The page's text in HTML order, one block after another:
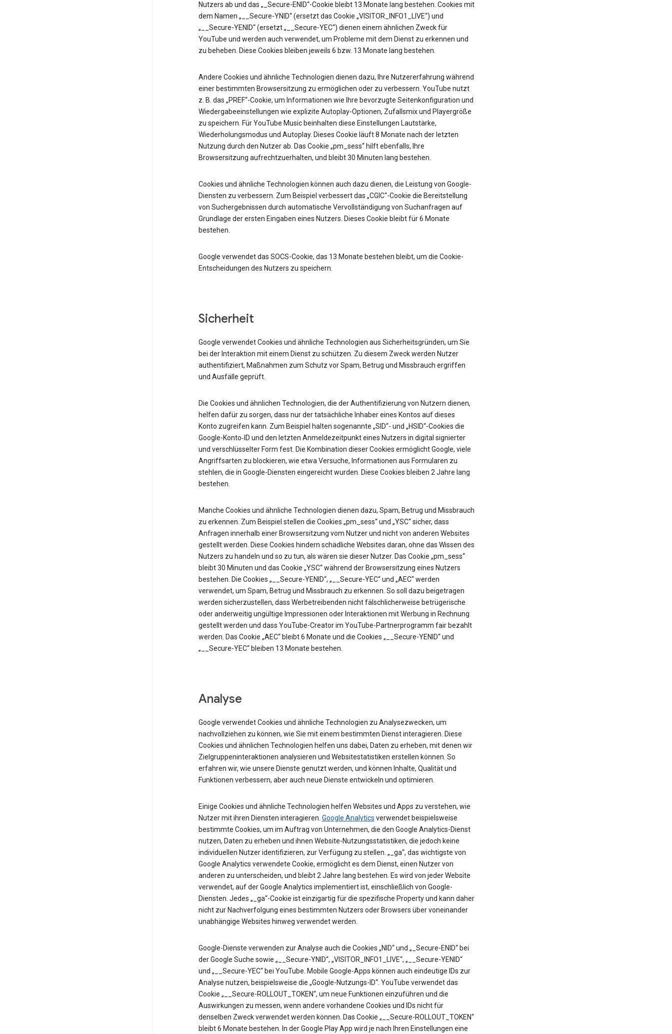
Nutzers ab und das „_Secure-ENID“-Cookie bleibt 13 Monate lang bestehen. Cookies mit
dem Namen „__Secure-YNID“ (ersetzt das Cookie „VISITOR_INFO1_LIVE“) und
„__Secure-YENID“ (ersetzt „__Secure-YEC“) dienen einem ähnlichen Zweck für
YouTube und werden auch verwendet, um Probleme mit dem Dienst zu erkennen und
zu beheben. Diese Cookies bleiben jeweils 6 bzw. 13 Monate lang bestehen.
Andere Cookies und ähnliche Technologien dienen dazu, Ihre Nutzererfahrung während
einer bestimmten Browsersitzung zu ermöglichen oder zu verbessern. YouTube nutzt
z. B. das „PREF“-Cookie, um Informationen wie Ihre bevorzugte Seitenkonfiguration und
Wiedergabeeinstellungen wie explizite Autoplay-Optionen, Zufallsmix und Playergröße
zu speichern. Für YouTube Music beinhalten diese Einstellungen Lautstärke,
Wiederholungsmodus und Autoplay. Dieses Cookie läuft 8 Monate nach der letzten
Nutzung durch den Nutzer ab. Das Cookie „pm_sess“ hilft ebenfalls, Ihre
Browsersitzung aufrechtzuerhalten, und bleibt 30 Minuten lang bestehen.
Cookies und ähnliche Technologien können auch dazu dienen, die Leistung von Google-
Diensten zu verbessern. Zum Beispiel verbessert das „CGIC“-Cookie die Bereitstellung
von Suchergebnissen durch automatische Vervollständigung von Suchanfragen auf
Grundlage der ersten Eingaben eines Nutzers. Dieses Cookie bleibt für 6 Monate
bestehen.
Google verwendet das SOCS-Cookie, das 13 Monate bestehen bleibt, um die Cookie-
Entscheidungen des Nutzers zu speichern.
Sicherheit
Google verwendet Cookies und ähnliche Technologien aus Sicherheitsgründen, um Sie
bei der Interaktion mit einem Dienst zu schützen. Zu diesem Zweck werden Nutzer
authentifiziert, Maßnahmen zum Schutz vor Spam, Betrug und Missbrauch ergriffen
und Ausfälle geprüft.
Die Cookies und ähnlichen Technologien, die der Authentifizierung von Nutzern dienen,
helfen dafür zu sorgen, dass nur der tatsächliche Inhaber eines Kontos auf dieses
Konto zugreifen kann. Zum Beispiel halten sogenannte „SID“- und „HSID“-Cookies die
Google-Konto‑ID und den letzten Anmeldezeitpunkt eines Nutzers in digital signierter
und verschlüsselter Form fest. Die Kombination dieser Cookies ermöglicht Google, viele
Angriffsarten zu blockieren, wie etwa Versuche, Informationen aus Formularen zu
stehlen, die in Google-Diensten eingereicht wurden. Diese Cookies bleiben 2 Jahre lang
bestehen.
Manche Cookies und ähnliche Technologien dienen dazu, Spam, Betrug und Missbrauch
zu erkennen. Zum Beispiel stellen die Cookies „pm_sess“ und „YSC“ sicher, dass
Anfragen innerhalb einer Browsersitzung vom Nutzer und nicht von anderen Websites
gestellt werden. Diese Cookies hindern schädliche Websites daran, ohne das Wissen des
Nutzers zu handeln und so zu tun, als wären sie dieser Nutzer. Das Cookie „pm_sess“
bleibt 30 Minuten und das Cookie „YSC“ während der Browsersitzung eines Nutzers
bestehen. Die Cookies „__Secure-YENID“, „__Secure-YEC“ und „AEC“ werden
verwendet, um Spam, Betrug und Missbrauch zu erkennen. So soll dazu beigetragen
werden sicherzustellen, dass Werbetreibenden nicht fälschlicherweise betrügerische
oder anderweitig ungültige Impressionen oder Interaktionen mit Werbung in Rechnung
gestellt werden und dass YouTube-Creator im YouTube-Partnerprogramm fair bezahlt
werden. Das Cookie „AEC“ bleibt 6 Monate und die Cookies „__Secure-YENID“ und
„__Secure-YEC“ bleiben 13 Monate bestehen.
Analyse
Google verwendet Cookies und ähnliche Technologien zu Analysezwecken, um
nachvollziehen zu können, wie Sie mit einem bestimmten Dienst interagieren. Diese
Cookies und ähnlichen Technologien helfen uns dabei, Daten zu erheben, mit denen wir
Zielgruppeninteraktionen analysieren und Websitestatistiken erstellen können. So
erfahren wir, wie unsere Dienste genutzt werden, und können Inhalte, Qualität und
Funktionen verbessern, aber auch neue Dienste entwickeln und optimieren.
Einige Cookies und ähnliche Technologien helfen Websites und Apps zu verstehen, wie
Nutzer mit ihren Diensten interagieren. Google Analytics verwendet beispielsweise
bestimmte Cookies, um im Auftrag von Unternehmen, die den Google Analytics-Dienst
nutzen, Daten zu erheben und ihnen Website-Nutzungsstatistiken, die jedoch keine
individuellen Nutzer identifizieren, zur Verfügung zu stellen. „_ga“, das wichtigste von
Google Analytics verwendete Cookie, ermöglicht es dem Dienst, einen Nutzer von
anderen zu unterscheiden, und bleibt 2 Jahre lang bestehen. Es wird von jeder Website
verwendet, auf der Google Analytics implementiert ist, einschließlich von Google-
Diensten. Jedes „_ga“-Cookie ist einzigartig für die spezifische Property und kann daher
nicht zur Nachverfolgung eines bestimmten Nutzers oder Browsers über voneinander
unabhängige Websites hinweg verwendet werden.
Google-Dienste verwenden zur Analyse auch die Cookies „NID“ und „_Secure-ENID“ bei
der Google Suche sowie „__Secure-YNID“, „VISITOR_INFO1_LIVE“, „__Secure-YENID“
und „__Secure-YEC“ bei YouTube. Mobile Google-Apps können auch eindeutige IDs zur
Analyse nutzen, beispielsweise die „Google-Nutzungs-ID“. YouTube verwendet das
Cookie „__Secure-ROLLOUT_TOKEN“, um neue Funktionen einzuführen und die
Auswirkungen zu messen, wenn andere vorhandene Cookies und IDs nicht für
denselben Zweck verwendet werden können. Das Cookie „__Secure-ROLLOUT_TOKEN“
bleibt 6 Monate bestehen. In der Google Play App wird je nach Ihren Einstellungen eine